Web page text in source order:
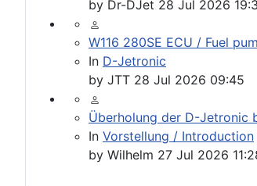
by Dr-DJet 28 Jul 2026
W116 280SE ECU / Fuel
In D-Jetronic
by JTT 28 Jul 2026 09:45
Überholung der D-Jetronic
In Vorstellung / Introduction
by Wilhelm 27 Jul 2026